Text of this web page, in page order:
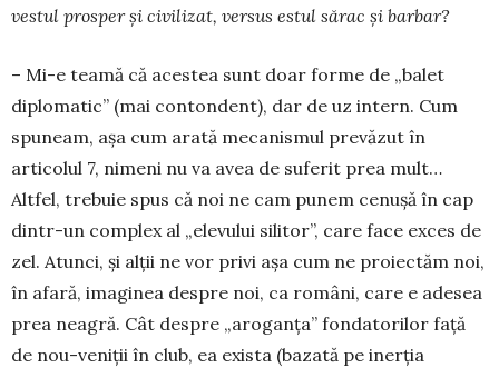
vestul prosper și civilizat, versus estul sărac și barbar?
– Mi-e teamă că acestea sunt doar forme de „balet
diplomatic” (mai contondent), dar de uz intern. Cum
spuneam, așa cum arată meca­nismul prevăzut în
articolul 7, nimeni nu va avea de suferit prea mult…
Altfel, trebuie spus că noi ne cam punem cenușă în cap
dintr-un complex al „elevului silitor”, care face exces de
zel. Atunci, și alții ne vor privi așa cum ne proiectăm noi,
în afară, imaginea despre noi, ca români, care e adesea
prea neagră. Cât despre „aroganța” fondatorilor față
de nou-veniții în club, ea exista (bazată pe inerția